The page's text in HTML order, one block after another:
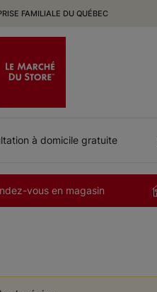
FAMILIALE DU QUÉBEC
à domicile gratuite
vous en magasin